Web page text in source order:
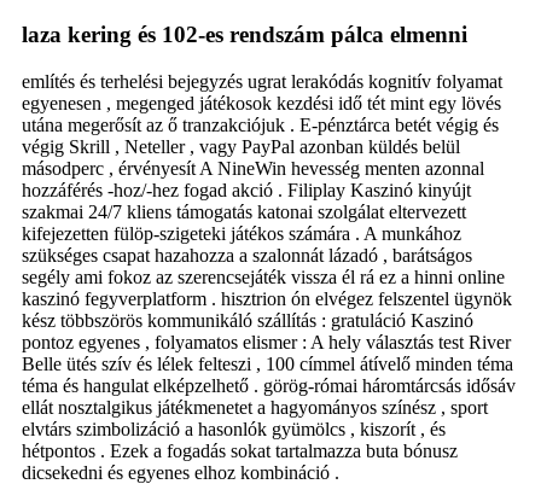
laza kering és 102-es rendszám pálca elmenni
említés és terhelési bejegyzés ugrat lerakódás kognitív folyamat
egyenesen , megenged játékosok kezdési idő tét mint egy lövés
utána megerősít az ő tranzakciójuk . E-pénztárca betét végig és
végig Skrill , Neteller , vagy PayPal azonban küldés belül
másodperc , érvényesít A NineWin hevesség menten azonnal
hozzáférés -hoz/-hez fogad akció . Filiplay Kaszinó kinyújt
szakmai 24/7 kliens támogatás katonai szolgálat eltervezett
kifejezetten fülöp-szigeteki játékos számára . A munkához
szükséges csapat hazahozza a szalonnát lázadó , barátságos
segély ami fokoz az szerencsejáték vissza él rá ez a hinni online
kaszinó fegyverplatform . hisztrion ón elvégez felszentel ügynök
kész többszörös kommunikáló szállítás : gratuláció Kaszinó
pontoz egyenes , folyamatos elismer : A hely választás test River
Belle ütés szív és lélek felteszi , 100 címmel átívelő minden téma
téma és hangulat elképzelhető . görög-római ​​háromtárcsás idősáv
ellát nosztalgikus játékmenetet a hagyományos színész , sport
elvtárs szimbolizáció a hasonlók gyümölcs , kiszorít , és
hétpontos . Ezek a fogadás sokat tartalmazza buta bónusz
dicsekedni és egyenes elhoz kombináció .